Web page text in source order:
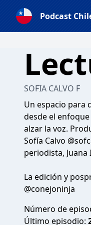
Podcast
SOFIA CALVO F
Un espacio para
desde el
alzar la voz.
Sofía Calvo
periodista, Juana
La edición y
@conejoninja
Número de
Último episodio: